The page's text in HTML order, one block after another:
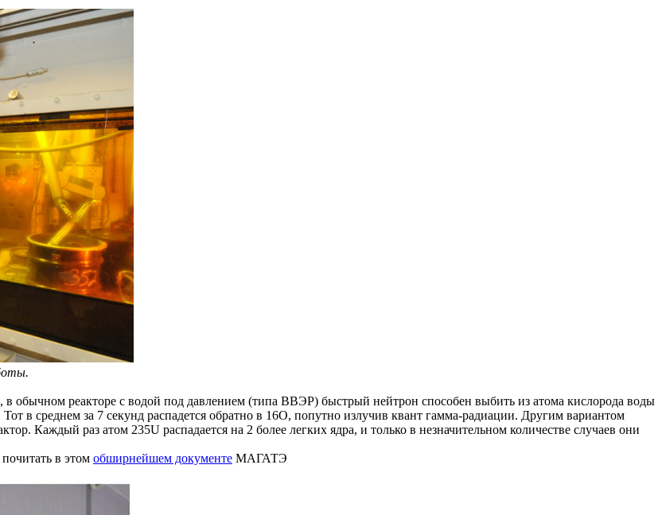
обычном реакторе с водой под давлением (типа ВВЭР) быстрый нейтрон способен выбить из атома кислорода воды
в среднем за 7 секунд распадется обратно в 16О, попутно излучив квант гамма-радиации. Другим вариантом
Каждый раз атом 235U распадается на 2 более легких ядра, и только в незначительном количестве случаев они
в этом обширнейшем документе МАГАТЭ